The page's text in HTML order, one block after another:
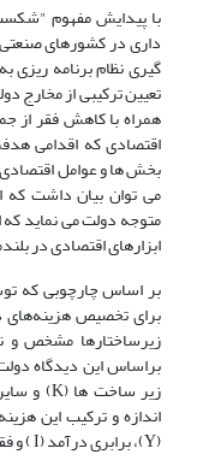
با پیدایش مفهوم
داری در کشورهای
گیری نظام برنامه
تعیین ترکیبی از مخارج
همراه با کاهش فقر از
اقتصادی که اقدامی
بخش ها و عوامل اقتصادی
می توان بیان داشت که
متوجه دولت می نماید که
ابزارهای اقتصادی در
برای تخصیص هزینه‌های
(Y)، برابری درآمد (I ) و فقر(P) را تحت تاثیر قرار خواهد داد.